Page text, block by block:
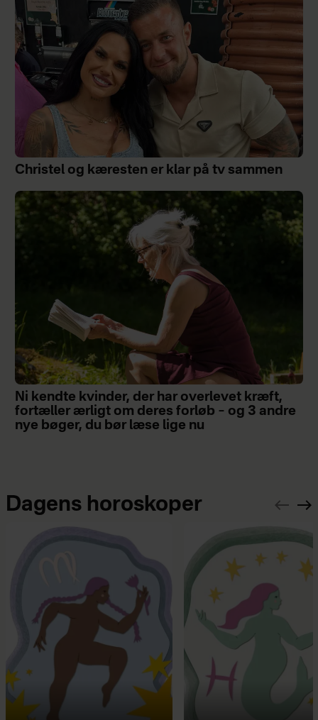
Christel og kæresten er klar på tv sammen
Ni kendte kvinder, der har overlevet kræft,
fortæller ærligt om deres forløb – og 3 andre
nye bøger, du bør læse lige nu
Dagens horoskoper